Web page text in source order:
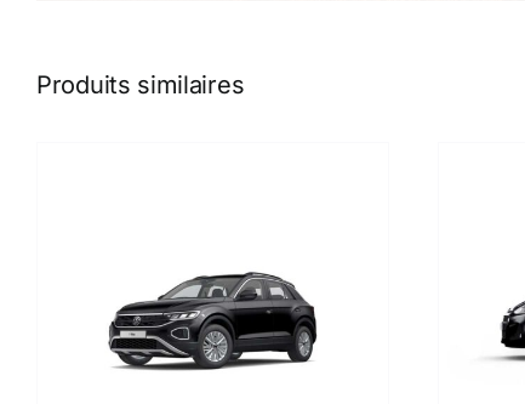
Produits similaires
AJOUTER AU PANIER /